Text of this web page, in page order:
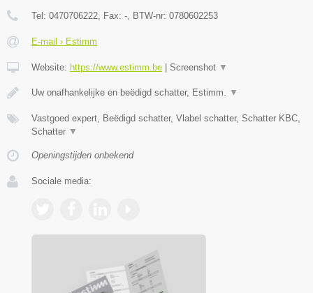
Tel: 0470706222 , Fax: - , BTW-nr: 0780602253
E-mail › Estimm
Website: https://www.estimm.be Screenshot ▼
Uw onafhankelijke en beëdigd schatter, Estimm. ▼
Vastgoed expert, Beëdigd schatter, Vlabel schatter, Schatter KBC,
Schatter ▼
Openingstijden onbekend
Sociale media: